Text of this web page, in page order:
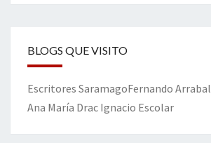
BLOGS QUE VISITO
Escritores SaramagoFernando Arrabal
Ana María Drac Ignacio Escolar